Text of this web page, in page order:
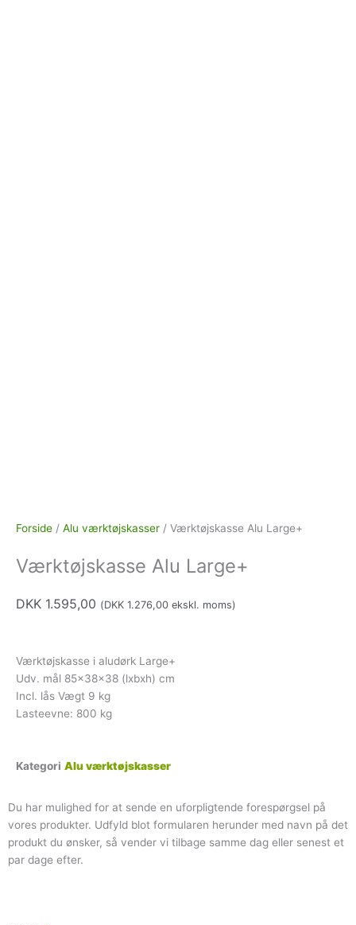
Forside / Alu værktøjskasser / Værktøjskasse Alu Large+
Værktøjskasse Alu Large+
DKK 1.595,00 (DKK 1.276,00 ekskl. moms)
Værktøjskasse i aludørk Large+
Udv. mål 85x38x38 (lxbxh) cm
Incl. lås Vægt 9 kg
Lasteevne: 800 kg
Kategori Alu værktøjskasser
Du har mulighed for at sende en uforpligtende forespørgsel på
vores produkter. Udfyld blot formularen herunder med navn på det
produkt du ønsker, så vender vi tilbage samme dag eller senest et
par dage efter.